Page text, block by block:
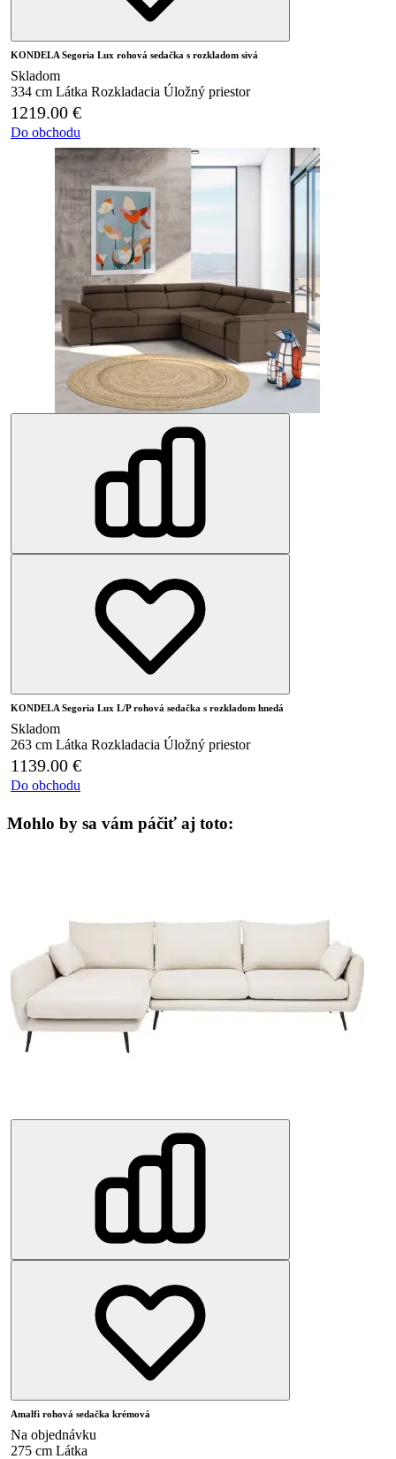
KONDELA Segoria Lux rohová sedačka s rozkladom sivá
Skladom
334 cm Látka Rozkladacia Úložný priestor
1219.00 €
Do obchodu
KONDELA Segoria Lux L/P rohová sedačka s rozkladom hnedá
Skladom
263 cm Látka Rozkladacia Úložný priestor
1139.00 €
Do obchodu
Mohlo by sa vám páčiť aj toto:
Amalfi rohová sedačka krémová
Na objednávku
275 cm Látka